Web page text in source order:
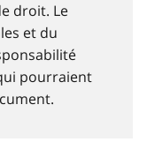
droit. Le
et du
pourraient